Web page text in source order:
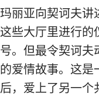
玛丽亚向契诃夫讲
这些大厅里进行的
号。但最令契诃夫
的爱情故事。这是
后，爱上了另一